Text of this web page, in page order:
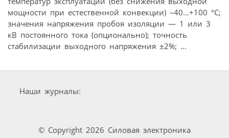
мощности при естественной конвекции) –40…+100 °С;
значения напряжения пробоя изоляции — 1 или 3
кВ постоянного тока (опционально); точность
стабилизации выходного напряжения ±2%; ...
Наши журналы:
© Copyright 2026 Силовая электроника